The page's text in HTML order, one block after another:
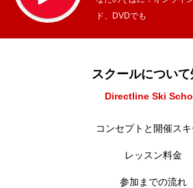
ド、DVDでも
スクールについて
Directline Ski
コンセプトと開催ス
レッスン料金
参加までの流れ